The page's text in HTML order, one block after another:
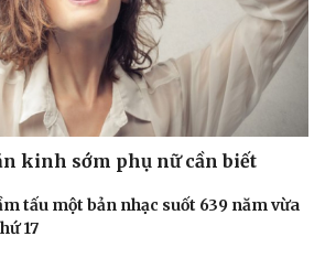
kinh sớm phụ nữ cần biết
tấu một bản nhạc suốt 639 năm vừa
17